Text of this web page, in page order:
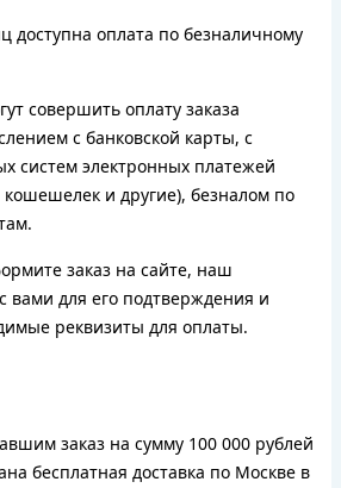
доступна оплата по безналичному
совершить оплату заказа
с банковской карты, с
систем электронных платежей
и другие), безналом по
заказ на сайте, наш
вами для его подтверждения и
реквизиты для оплаты.
заказ на сумму 100 000 рублей
бесплатная доставка по Москве в